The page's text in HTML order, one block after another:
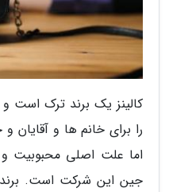
کالینز یک برند ترک است
را برای خانم ها و آقایان
اما علت اصلی محبوبیت